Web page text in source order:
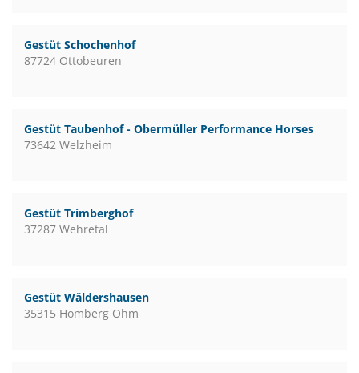
Gestüt Schochenhof
87724 Ottobeuren
Gestüt Taubenhof - Obermüller Performance Horses
73642 Welzheim
Gestüt Trimberghof
37287 Wehretal
Gestüt Wäldershausen
35315 Homberg Ohm